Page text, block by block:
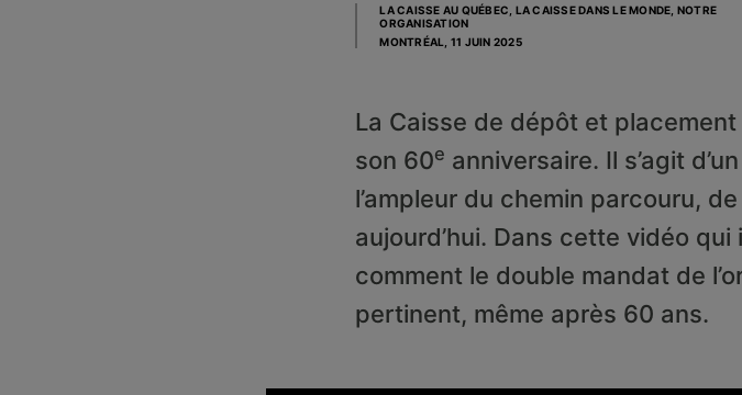
LA CAISSE AU QUÉBEC, LA CAISSE DANS LE MONDE, NOTRE
ORGANISATION
MONTRÉAL, 11 JUIN 2025
La Caisse de dépôt et
son 60e anniversaire. Il s’agit
l’ampleur du chemin parcouru,
aujourd’hui. Dans cette vidéo
comment le double mandat de
pertinent, même après 60 ans.